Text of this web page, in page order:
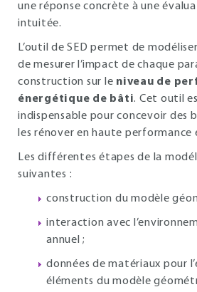
une réponse concrète à une
intuitée.
L’outil de SED permet de
de mesurer l’impact de chaque
construction sur le niveau de
énergétique de bâti. Cet outil
indispensable pour concevoir des
les rénover en haute performance
Les différentes étapes de la
suivantes :
construction du modèle
interaction avec
annuel ;
données de matériaux pour
éléments du modèle